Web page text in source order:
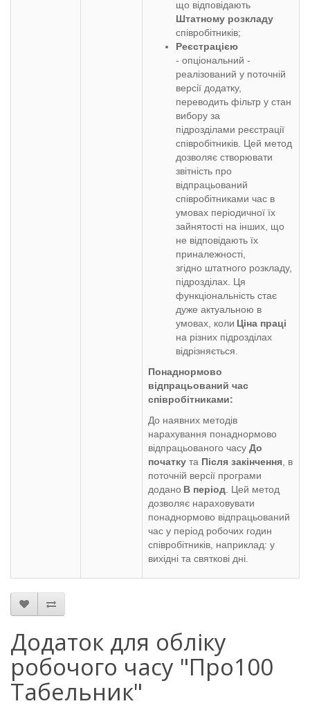
що відповідають
Штатному розкладу
співробітників;
Реєстрацією
- опціональний -
реалізований у поточній
версії додатку,
переводить фільтр у стан
вибору за
підрозділами реєстрації
співробітників. Цей метод
дозволяє створювати
звітність про
відпрацьований
співробітниками час в
умовах періодичної їх
зайнятості на інших, що
не відповідають їх
приналежності,
згідно штатного розкладу,
підрозділах. Ця
функціональність стає
дуже актуальною в
умовах, коли Ціна праці
на різних підрозділах
відрізняється.
Понаднормово
відпрацьований час
співробітниками:
До наявних методів
нарахування понаднормово
відпрацьованого часу До
початку та Після закінчення , в
поточній версії програми
додано В період . Цей метод
дозволяє нараховувати
понаднормово відпрацьований
час у період робочих годин
співробітників, наприклад: у
вихідні та святкові дні.
Додаток для обліку
робочого часу "Про100
Табельник"